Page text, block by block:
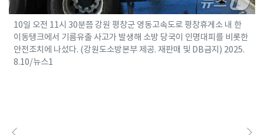
10일 오전 11시 30분쯤 강원 평창군 영동고속도로 평창휴게소 내 한
이동탱크에서 기름유출 사고가 발생해 소방 당국이 인명대피를 비롯한
안전조치에 나섰다. (강원도소방본부 제공. 재판매 및 DB금지) 2025.
8.10/뉴스1